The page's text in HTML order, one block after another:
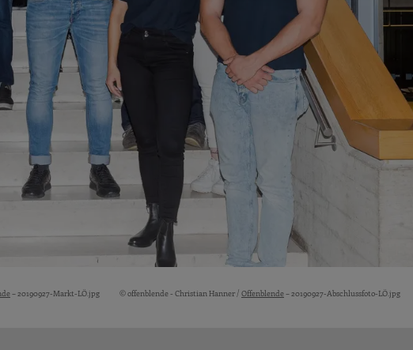
– 20190927-Markt-LÖ.jpg © offenblende - Christian Hanner / Offenblende– 20190927-Abschlussfoto-LÖ.jpg